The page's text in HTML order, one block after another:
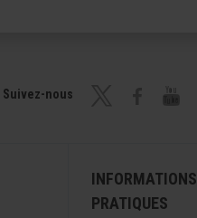
Suivez-nous
INFORMATIONS
PRATIQUES